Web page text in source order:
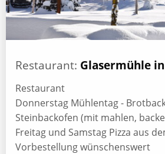
Restaurant: Glasermühle
Restaurant
Donnerstag Mühlentag -
Steinbackofen (mit mahlen,
Freitag und Samstag Pizza aus
Vorbestellung wünschenswert